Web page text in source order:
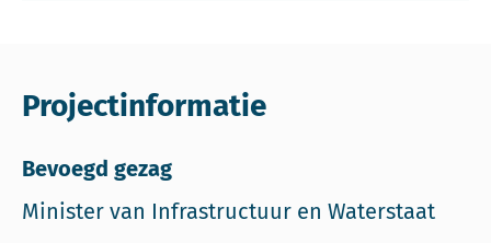
Projectinformatie
Bevoegd gezag
Minister van Infrastructuur en Waterstaat